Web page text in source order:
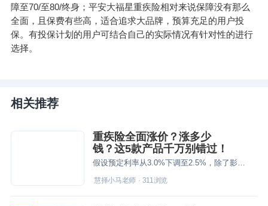
障至70/至80/终身；平安大福星重疾险相对来说保障没有那么
全面，且保费有些高，适合追求大品牌，预算充足的用户投
保。有投保计划的用户可结合自己的实际情况有针对性的进行
选择。
相关推荐
重疾险全面涨价？涨多少
钱？这5款产品千万别错过！
假设预定利率从3.0%下调至2.5%，除了影响增额寿、年金险保单利益降低外，重疾险会全面涨价。到底涨多少？要不赶上这趟末班车？有没有值得加保的产品推荐呢？这5款产品千万别错过！
慧择小马老师· 311 浏览